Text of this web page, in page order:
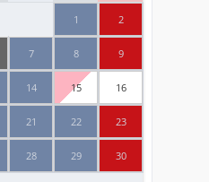
1 2
7 8 9
14 15 16
21 22 23
28 29 30